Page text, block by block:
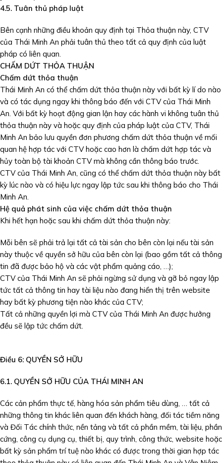
4.5. Tuân thủ pháp luật
Bên cạnh những điều khoản quy định tại Thỏa thuận này, CTV
của Thái Minh An phải tuân thủ theo tất cả quy định của luật
pháp có liên quan.
CHẤM DỨT THỎA THUẬN
Chấm dứt thỏa thuận
Thái Minh An có thể chấm dứt thỏa thuận này với bất kỳ lí do nào
và có tác dụng ngay khi thông báo đến với CTV của Thái Minh
An. Với bất kỳ hoạt động gian lận hay các hành vi không tuân thủ
thỏa thuận này và hoặc quy định của pháp luật của CTV, Thái
Minh An bảo lưu quyền đơn phương chấm dứt thỏa thuận về mối
quan hệ hợp tác với CTV hoặc cao hơn là chấm dứt hợp tác và
hủy toàn bộ tài khoản CTV mà không cần thông báo trước.
CTV của Thái Minh An, cũng có thể chấm dứt thỏa thuận này bất
kỳ lúc nào và có hiệu lực ngay lập tức sau khi thông báo cho Thái
Minh An.
Hệ quả phát sinh của việc chấm dứt thỏa thuận
Khi hết hạn hoặc sau khi chấm dứt thỏa thuận này:
Mỗi bên sẽ phải trả lại tất cả tài sản cho bên còn lại nếu tài sản
này thuộc về quyền sở hữu của bên còn lại (bao gồm tất cả thông
tin đã được bảo hộ và các vật phẩm quảng cáo, …);
CTV của Thái Minh An sẽ phải ngừng sử dụng và gỡ bỏ ngay lập
tức tất cả thông tin hay tài liệu nào đang hiển thị trên website
hay bất kỳ phương tiện nào khác của CTV;
Tất cả những quyền lợi mà CTV của Thái Minh An được hưởng
đều sẽ lập tức chấm dứt.
Điều 6: QUYỀN SỞ HỮU
6.1. QUYỀN SỞ HỮU CỦA THÁI MINH AN
Các cản phẩm thực tế, hàng hóa sản phẩm tiêu dùng, … tất cả
những thông tin khác liên quan đến khách hàng, đối tác tiềm năng
và Đối Tác chính thức, nền tảng và tất cả phần mềm, tài liệu, phần
cứng, công cụ dụng cụ, thiết bị, quy trình, công thức, website hoặc
bất kỳ sản phẩm trí tuệ nào khác có được trong thời gian hợp tác